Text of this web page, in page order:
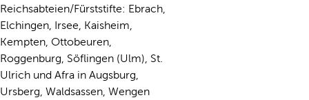
Reichsabteien/Fürststifte: Ebrach,
Elchingen, Irsee, Kaisheim,
Kempten, Ottobeuren,
Roggenburg, Söflingen (Ulm), St.
Ulrich und Afra in Augsburg,
Ursberg, Waldsassen, Wengen